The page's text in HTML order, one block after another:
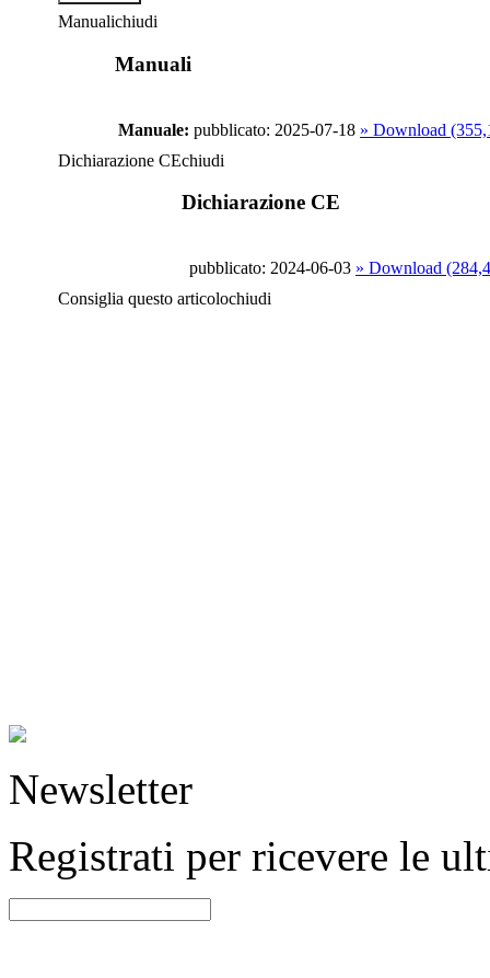
Manualichiudi
Manuali
Manuale: pubblicato: 2025-07-18 » Download
Dichiarazione CEchiudi
Dichiarazione CE
pubblicato: 2024-06-03 » Download
Consiglia questo articolochiudi
Newsletter
Registrati per ricevere le